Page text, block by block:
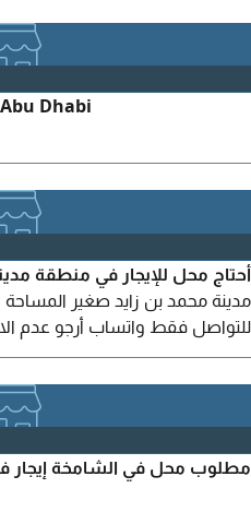
Dhabi
أحتاج محل للإيجار في منطقة
مدينة محمد بن زايد صغير
للتواصل فقط واتساب أرجو عدم
مطلوب محل في الشامخة إيجار فقط